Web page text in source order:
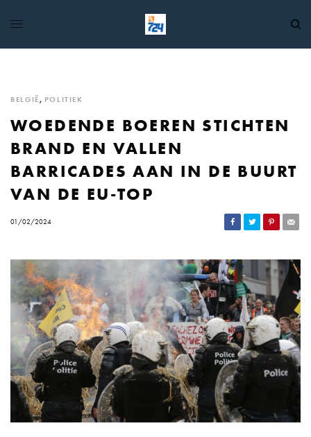
BELGIË , POLITIEK
WOEDENDE BOEREN STICHTEN
BRAND EN VALLEN
BARRICADES AAN IN DE BUURT
VAN DE EU-TOP
01/02/2024